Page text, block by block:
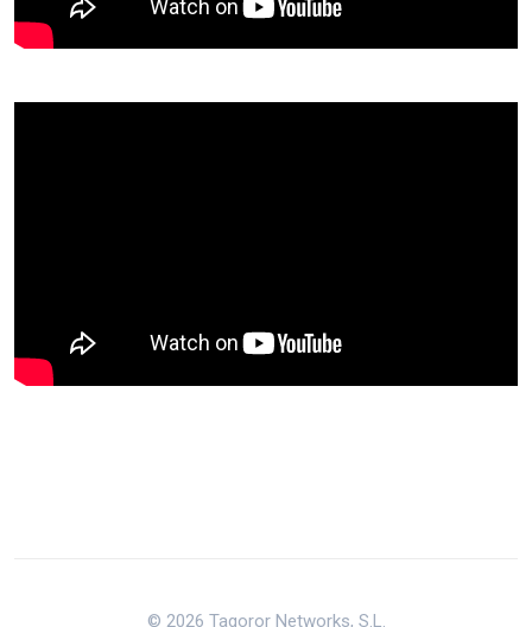
© 2026 Tagoror Networks, S.L.